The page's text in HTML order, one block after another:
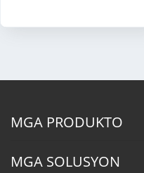
MGA PRODUKTO
MGA SOLUSYON